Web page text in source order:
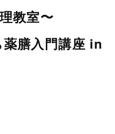
教室〜
膳入門講座 in